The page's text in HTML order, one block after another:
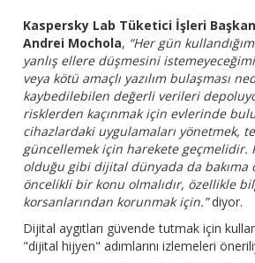
Kaspersky Lab Tüketici İşleri
Andrei Mochola, “Her gün
yanlış ellere düşmesini
veya kötü amaçlı yazılım bulaşması
kaybedilebilen değerli verileri
risklerden kaçınmak için evlerinde
cihazlardaki uygulamaları yönetmek,
güncellemek için harekete geçmelidir.
olduğu gibi dijital dünyada da bakıma
öncelikli bir konu olmalıdır, özellikle
korsanlarından korunmak için.”diyor.
Dijital aygıtları güvende tutmak için
"dijital hijyen" adımlarını izlemeleri